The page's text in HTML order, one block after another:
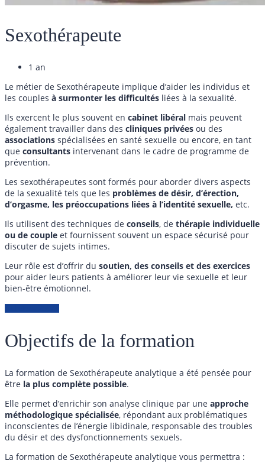
Sexothérapeute
1 an
Le métier de Sexothérapeute implique d’aider les individus et
les couples à surmonter les difficultés liées à la sexualité.
Ils exercent le plus souvent en cabinet libéral mais peuvent
également travailler dans des cliniques privées ou des
associations spécialisées en santé sexuelle ou encore, en tant
que consultants intervenant dans le cadre de programme de
prévention.
Les sexothérapeutes sont formés pour aborder divers aspects
de la sexualité tels que les problèmes de désir, d’érection,
d’orgasme, les préoccupations liées à l’identité sexuelle, etc.
Ils utilisent des techniques de conseils, de thérapie individuelle
ou de couple et fournissent souvent un espace sécurisé pour
discuter de sujets intimes.
Leur rôle est d’offrir du soutien, des conseils et des exercices
pour aider leurs patients à améliorer leur vie sexuelle et leur
bien-être émotionnel.
Objectifs de la formation
La formation de Sexothérapeute analytique a été pensée pour
être la plus complète possible.
Elle permet d’enrichir son analyse clinique par une approche
méthodologique spécialisée, répondant aux problématiques
inconscientes de l’énergie libidinale, responsable des troubles
du désir et des dysfonctionnements sexuels.
La formation de Sexothérapeute analytique vous permettra :